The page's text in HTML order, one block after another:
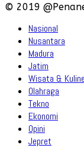
© 2019
Nasional
Nusantara
Madura
Jatim
Wisata &
Olahraga
Tekno
Ekonomi
Opini
Jepret